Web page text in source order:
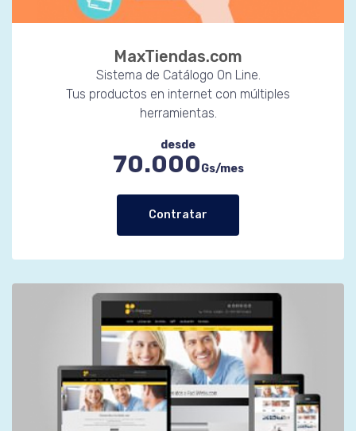
MaxTiendas.com
Sistema de Catálogo On Line.
Tus productos en internet con múltiples
herramientas.
desde
70.000Gs/mes
Contratar